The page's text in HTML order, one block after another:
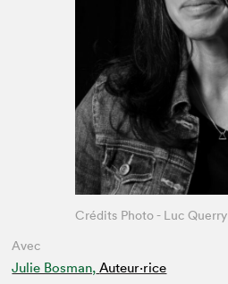
Avec
Julie Bosman, Auteur·rice
Crédits Photo - Luc Querry